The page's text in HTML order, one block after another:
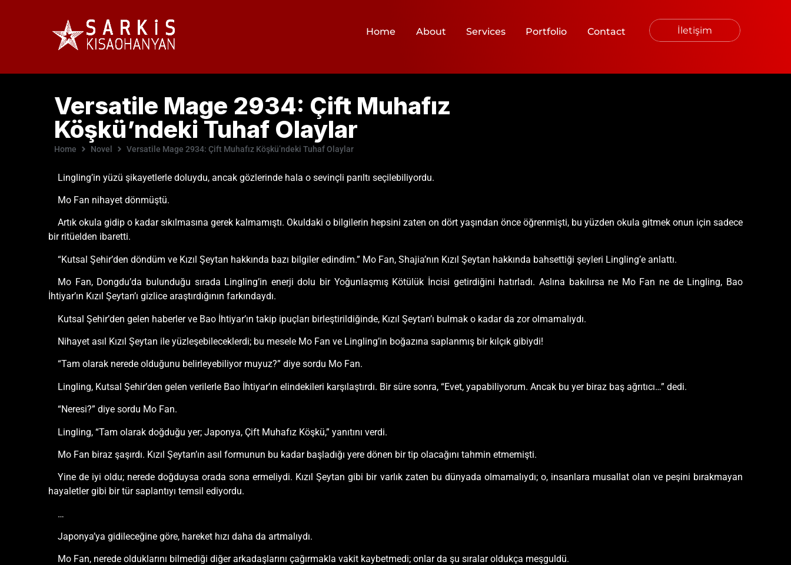
Home About Services Portfolio Contact İletişim
Versatile Mage 2934: Çift Muhafız
Köşkü’ndeki Tuhaf Olaylar
Home Novel Versatile Mage 2934: Çift Muhafız Köşkü’ndeki Tuhaf Olaylar
Lingling’in yüzü şikayetlerle doluydu, ancak gözlerinde hala o sevinçli parıltı seçilebiliyordu.
Mo Fan nihayet dönmüştü.
Artık okula gidip o kadar sıkılmasına gerek kalmamıştı. Okuldaki o bilgilerin hepsini zaten on dört yaşından önce öğrenmişti, bu yüzden okula gitmek onun için sadece
bir ritüelden ibaretti.
“Kutsal Şehir’den döndüm ve Kızıl Şeytan hakkında bazı bilgiler edindim.” Mo Fan, Shajia’nın Kızıl Şeytan hakkında bahsettiği şeyleri Lingling’e anlattı.
Mo Fan, Dongdu’da bulunduğu sırada Lingling’in enerji dolu bir Yoğunlaşmış Kötülük İncisi getirdiğini hatırladı. Aslına bakılırsa ne Mo Fan ne de Lingling, Bao
İhtiyar’ın Kızıl Şeytan’ı gizlice araştırdığının farkındaydı.
Kutsal Şehir’den gelen haberler ve Bao İhtiyar’ın takip ipuçları birleştirildiğinde, Kızıl Şeytan’ı bulmak o kadar da zor olmamalıydı.
Nihayet asıl Kızıl Şeytan ile yüzleşebileceklerdi; bu mesele Mo Fan ve Lingling’in boğazına saplanmış bir kılçık gibiydi!
“Tam olarak nerede olduğunu belirleyebiliyor muyuz?” diye sordu Mo Fan.
Lingling, Kutsal Şehir’den gelen verilerle Bao İhtiyar’ın elindekileri karşılaştırdı. Bir süre sonra, “Evet, yapabiliyorum. Ancak bu yer biraz baş ağrıtıcı…” dedi.
“Neresi?” diye sordu Mo Fan.
Lingling, “Tam olarak doğduğu yer; Japonya, Çift Muhafız Köşkü,” yanıtını verdi.
Mo Fan biraz şaşırdı. Kızıl Şeytan’ın asıl formunun bu kadar başladığı yere dönen bir tip olacağını tahmin etmemişti.
Yine de iyi oldu; nerede doğduysa orada sona ermeliydi. Kızıl Şeytan gibi bir varlık zaten bu dünyada olmamalıydı; o, insanlara musallat olan ve peşini bırakmayan
hayaletler gibi bir tür saplantıyı temsil ediyordu.
…
Japonya’ya gidileceğine göre, hareket hızı daha da artmalıydı.
Mo Fan, nerede olduklarını bilmediği diğer arkadaşlarını çağırmakla vakit kaybetmedi; onlar da şu sıralar oldukça meşguldü.